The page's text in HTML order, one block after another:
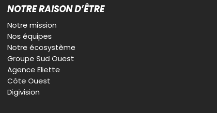
NOTRE RAISON D’ÊTRE
Notre mission
Nos équipes
Notre écosystème
Groupe Sud Ouest
Agence Eliette
Côte Ouest
Digivision